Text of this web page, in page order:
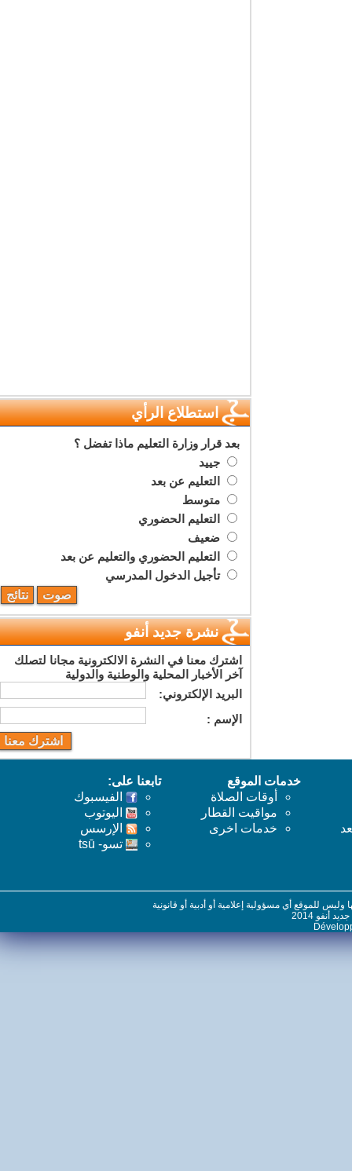
استطلاع الرأي
بعد قرار وزارة التعليم ماذا تفضل ؟
جييد
التعليم عن بعد
متوسط
التعليم الحضوري
ضعيف
التعليم الحضوري والتعليم عن بعد
تأجيل الدخول المدرسي
نشرة جديد أنفو
اشترك معنا في النشرة الالكترونية مجانا لتصلك
آخر الأخبار المحلية والوطنية والدولية
البريد اﻹلكتروني:
اﻹسم :
خدمات الموقع
أوقات الصلاة
مواقيت القطار
خدمات اخرى
تابعنا على:
الفيسبوك
اليوتوب
اﻹرسس
تسو- tsū
للموقع أي مسؤولية إعلامية أو أدبية أو قانونية
2014